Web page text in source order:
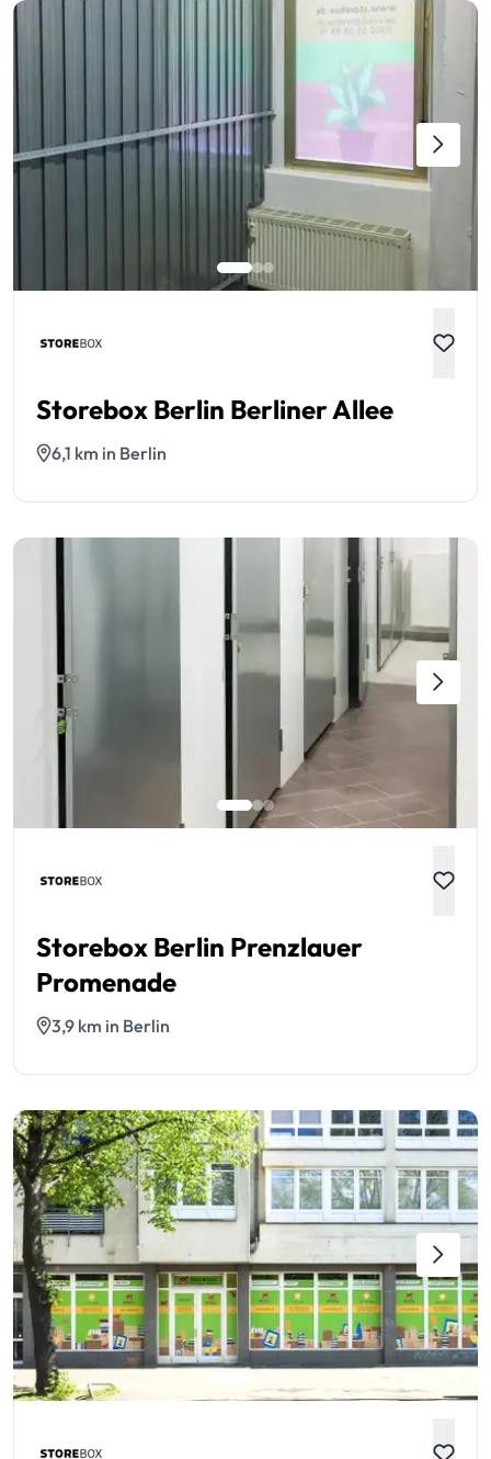
Storebox Berlin Berliner Allee
6,1 km in Berlin
Storebox Berlin Prenzlauer
Promenade
3,9 km in Berlin